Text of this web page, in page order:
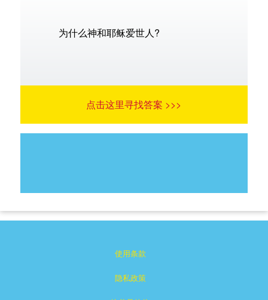
为什么神和耶稣爱世人?
点击这里寻找答案 >>>
使用条款
隐私政策